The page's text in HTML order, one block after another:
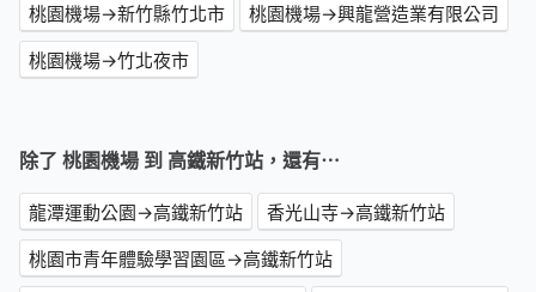
桃園機場→新竹縣竹北市
桃園機場→興龍營造業有限公司
桃園機場→竹北夜市
除了 桃園機場 到 高鐵新竹站，還有⋯
龍潭運動公園→高鐵新竹站
香光山寺→高鐵新竹站
桃園市青年體驗學習園區→高鐵新竹站